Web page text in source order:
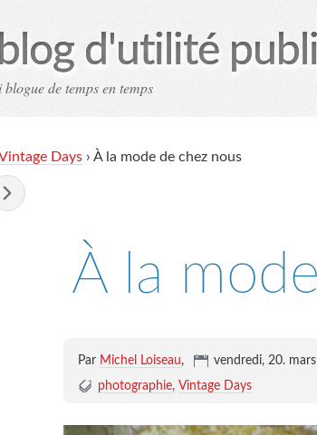
d'utilité
de temps en temps
Days › À la mode de chez nous
À la
Par Michel Loiseau, vendredi, 20.
photographie Vintage Days